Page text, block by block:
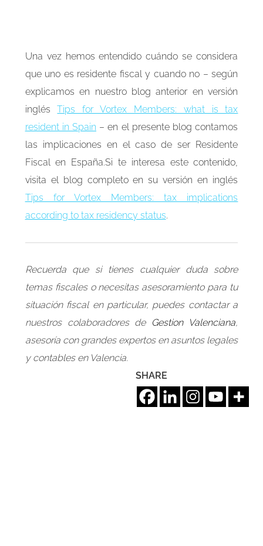
Una vez hemos entendido cuándo se considera
que uno es residente fiscal y cuando no – según
explicamos en nuestro blog anterior en versión
inglésTips for Vortex Members: what is tax
resident in Spain – en el presente blog contamos
las implicaciones en el caso de ser Residente
Fiscal en España.Si te interesa este contenido,
visita el blog completo en su versión en inglés
Tips for Vortex Members: tax implications
according to tax residency status.
Recuerda que si tienes cualquier duda sobre
temas fiscales o necesitas asesoramiento para tu
situación fiscal en particular, puedes contactar a
nuestros colaboradores de Gestion Valenciana,
asesoría con grandes expertos en asuntos legales
y contables en Valencia.
SHARE